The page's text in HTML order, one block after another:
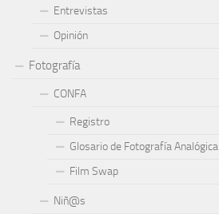
Entrevistas
Opinión
Fotografía
CONFA
Registro
Glosario de Fotografía Analógica
Film Swap
Niñ@s